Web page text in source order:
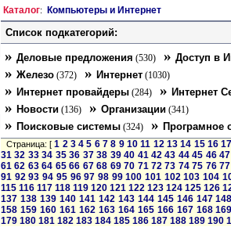
Каталог: Компьютеры и Интернет
Список подкатегорий:
» Деловые предложения (530) » Доступ в
» Железо (372) » Интернет (1030)
» Интернет провайдеры (284) » Интернет
» Новости (136) » Организации (341)
» Поисковые системы (324) » Програмное
Страница: [1 2 3 4 5 6 7 8 9 10 11 12 13 14 15 16
31 32 33 34 35 36 37 38 39 40 41 42 43 44 45 46 47
61 62 63 64 65 66 67 68 69 70 71 72 73 74 75 76 77
91 92 93 94 95 96 97 98 99 100 101 102 103 104
115 116 117 118 119 120 121 122 123 124 125 126
137 138 139 140 141 142 143 144 145 146 147
158 159 160 161 162 163 164 165 166 167 168
179 180 181 182 183 184 185 186 187 188 189 190